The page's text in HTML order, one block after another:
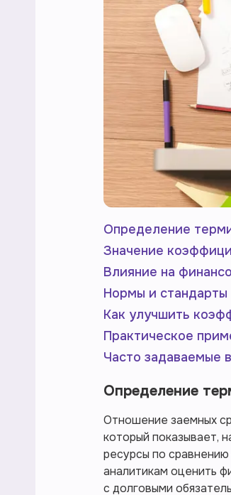
Определение
Значение
Влияние на
Нормы и стандарты
Как улучшить
Практическое
Часто задаваемые
Определение
Отношение заемных
который показывает,
ресурсы по
аналитикам оценить
с долговыми